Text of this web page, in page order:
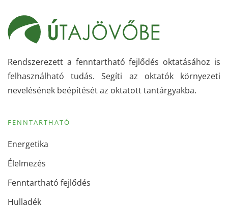
Rendszerezett a fenntartható fejlődés oktatásához is
felhasználható tudás. Segíti az oktatók környezeti
nevelésének beépítését az oktatott tantárgyakba.
FENNTARTHATÓ
Energetika
Élelmezés
Fenntartható fejlődés
Hulladék